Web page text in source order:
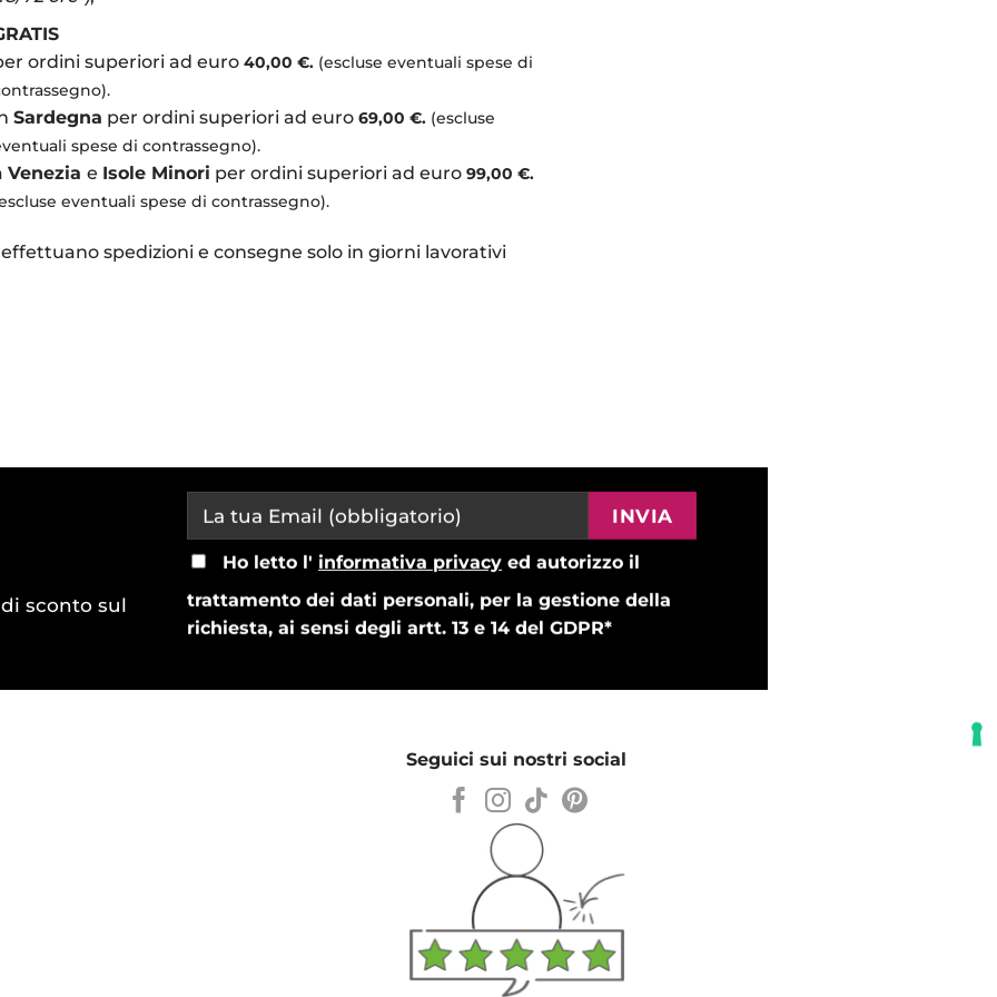
ordini superiori ad euro40,00 €. (escluse eventuali spese di
Sardegna per ordini superiori ad euro69,00 €. (escluse
spese di contrassegno).
Veneziae Isole Minori per ordini superiori ad euro99,00 €.
eventuali spese di contrassegno).
effettuano spedizioni e consegne solo in giorni lavorativi
sconto sul
Ho letto l' informativa privacy ed autorizzo il
trattamento dei dati personali, per la gestione della
richiesta, ai sensi degli artt. 13 e 14 del GDPR*
Seguici sui nostri social